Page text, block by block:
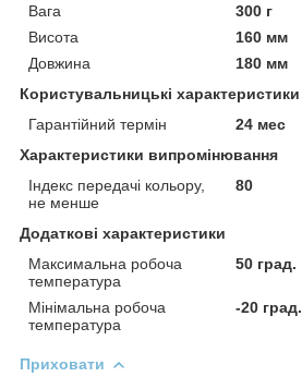
Вага
300 г
Висота
160 мм
Довжина
180 мм
Користувальницькі характеристики
Гарантійний термін
24 мес
Характеристики випромінювання
Індекс передачі кольору,
не менше
80
Додаткові характеристики
Максимальна робоча
температура
50 град.
Мінімальна робоча
температура
-20 град.
Приховати